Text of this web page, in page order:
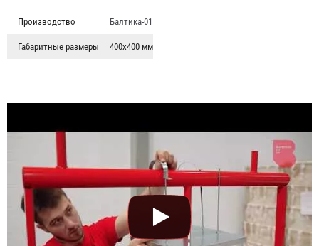
Производство Балтика-01
Габаритные размеры 400х400 мм